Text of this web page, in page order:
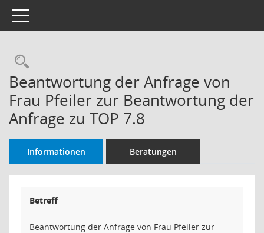
Toggle navigation
Rechercheauswahl
Beantwortung der Anfrage von
Frau Pfeiler zur Beantwortung der
Anfrage zu TOP 7.8
Informationen Beratungen
Betreff
Beantwortung der Anfrage von Frau Pfeiler zur